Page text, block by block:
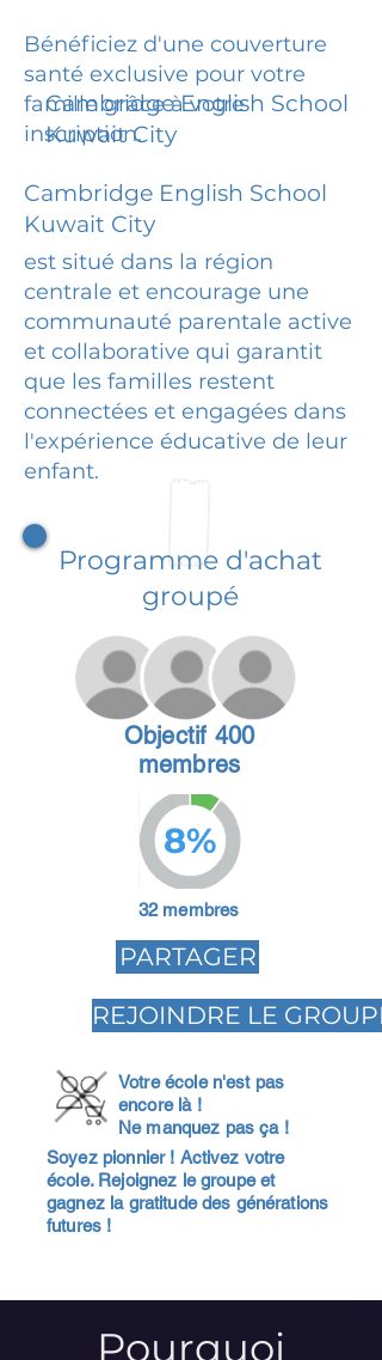
Bénéficiez d'une couverture
santé exclusive pour votre
famille grâce à votre
inscription.
Cambridge English School
Kuwait City
Cambridge English School
Kuwait City
est situé dans la région
centrale et encourage une
communauté parentale active
et collaborative qui garantit
que les familles restent
connectées et engagées dans
l'expérience éducative de leur
enfant.
Programme d'achat
groupé
Objectif 400
membres
8%
32 membres
PARTAGER
REJOINDRE LE GROUPE
Votre école n'est pas
encore là !
Ne manquez pas ça !
Soyez pionnier ! Activez votre
école. Rejoignez le groupe et
gagnez la gratitude des générations
futures !
Pourquoi